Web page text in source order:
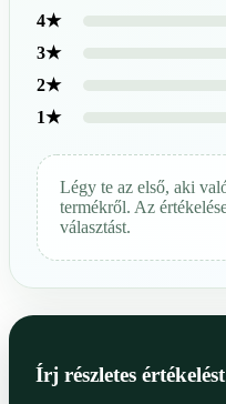
4★
3★
2★
1★
Légy te az első, aki
termékről. Az
választást.
Írj részletes értékelést